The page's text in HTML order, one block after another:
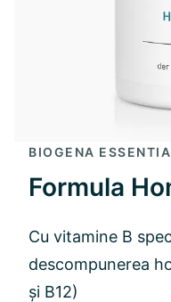
BIOGENA
Formula
Cu vitamine B
descompunerea
și B12)